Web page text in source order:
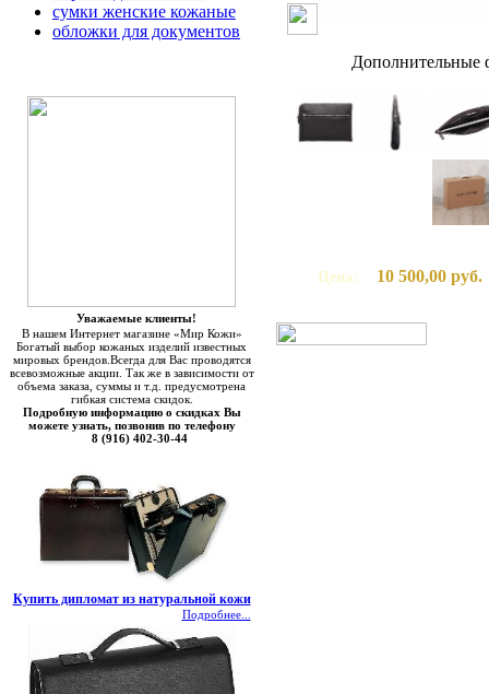
сумки женские кожаные
обложки для документов
Уважаемые клиенты!
В нашем Интернет магазине «Мир Кожи»
Богатый выбор кожаных изделий известных
мировых брендов.Всегда для Вас проводятся
всевозможные акции. Так же в зависимости от
объема заказа, суммы и т.д. предусмотрена
гибкая система скидок.
Подробную информацию о скидках Вы
можете узнать, позвонив по телефону
8 (916) 402-30-44
Купить дипломат из натуральной кожи
Подробнее...
Дополнительные
Цена: 10 500,00 руб.